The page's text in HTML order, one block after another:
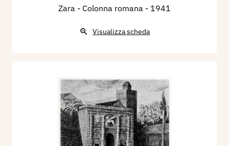
Zara - Colonna romana - 1941
Visualizza scheda